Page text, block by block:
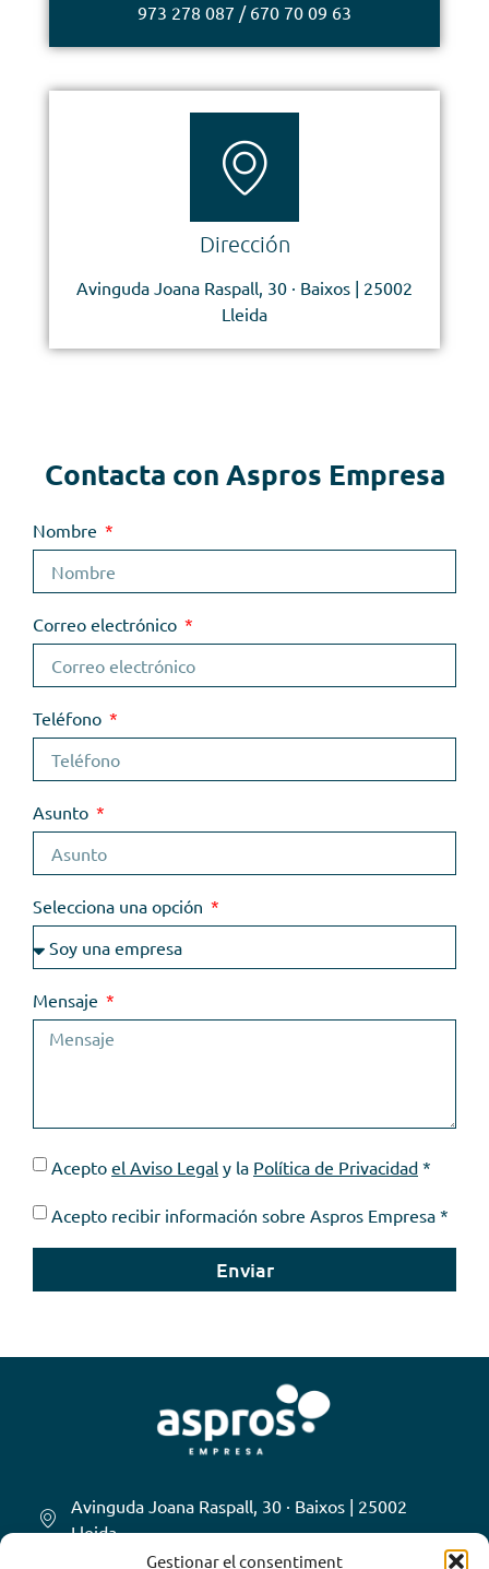
Gestionar el consentiment
973 278 087 / 670 70 09 63
Dirección
Avinguda Joana Raspall, 30 · Baixos | 25002
Lleida
Contacta con Aspros Empresa
Nombre
Correo electrónico
Teléfono
Asunto
Selecciona una opción
Mensaje
Acepto el Aviso Legal y la Política de Privacidad *
Acepto recibir información sobre Aspros Empresa *
Enviar
Avinguda Joana Raspall, 30 · Baixos | 25002
Lleida
973 278 087